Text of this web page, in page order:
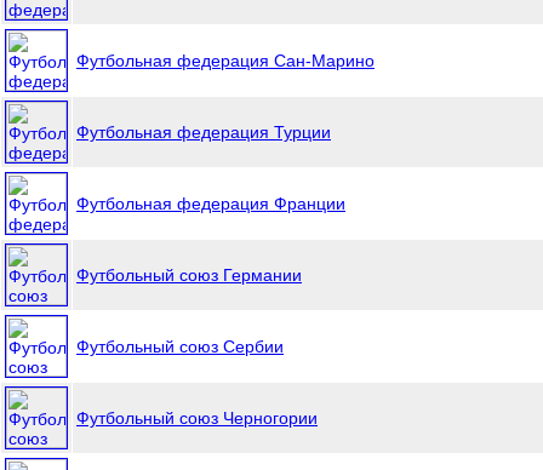
Футбольная федерация Сан-Марино
Футбольная федерация Турции
Футбольная федерация Франции
Футбольный союз Германии
Футбольный союз Сербии
Футбольный союз Черногории